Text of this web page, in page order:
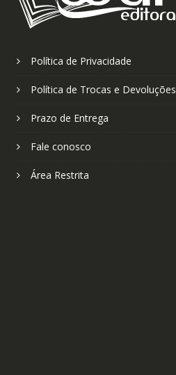
Política de Privacidade
Política de Trocas e Devoluções
Prazo de Entrega
Fale conosco
Área Restrita